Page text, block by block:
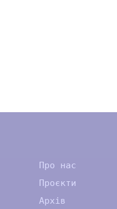
Про нас
Проєкти
Архів